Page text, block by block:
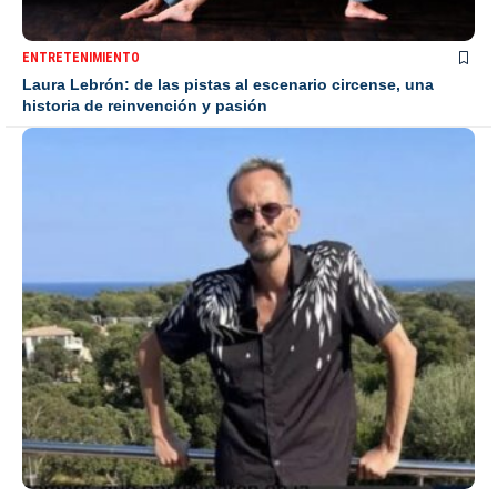
ENTRETENIMIENTO
Laura Lebrón: de las pistas al escenario circense, una
historia de reinvención y pasión